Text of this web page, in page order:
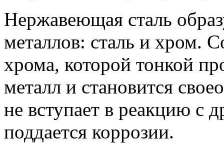
Нержавеющая сталь
металлов: сталь и хром.
хрома, которой тонкой
металл и становится
не вступает в реакцию с
поддается коррозии.